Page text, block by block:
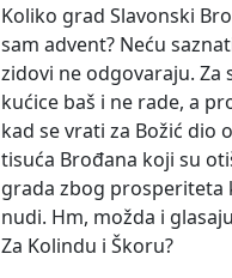
Koliko grad Slavonski
sam advent? Neću
zidovi ne odgovaraju. Za
kućice baš i ne rade, a
kad se vrati za Božić dio
tisuća Brođana koji su
grada zbog prosperiteta
nudi. Hm, možda i
Za Kolindu i Škoru?